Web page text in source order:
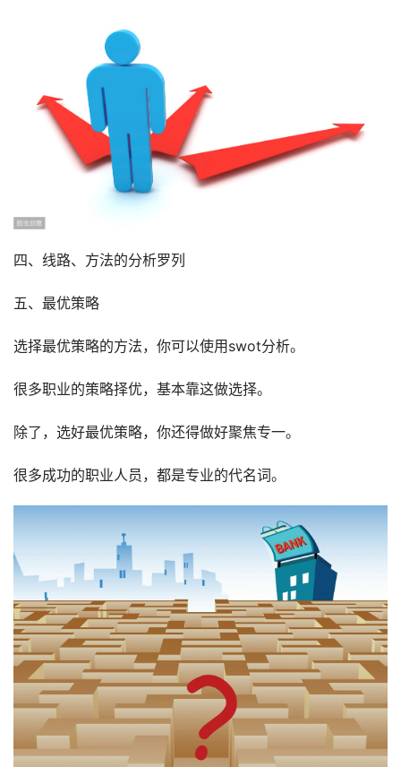
四、线路、方法的分析罗列
五、最优策略
选择最优策略的方法，你可以使用swot分析。
很多职业的策略择优，基本靠这做选择。
除了，选好最优策略，你还得做好聚焦专一。
很多成功的职业人员，都是专业的代名词。